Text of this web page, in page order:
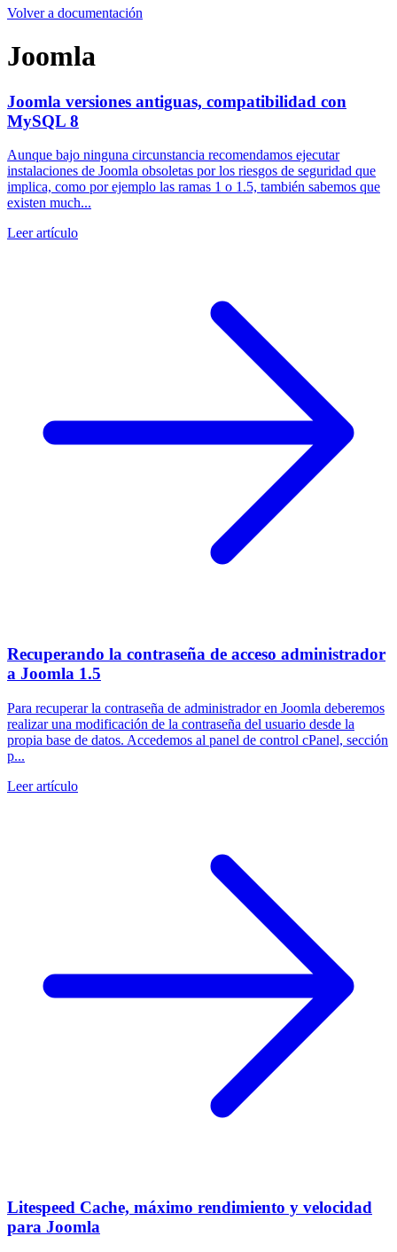
Volver a documentación
Joomla
Joomla versiones antiguas, compatibilidad con
MySQL 8
Aunque bajo ninguna circunstancia recomendamos ejecutar
instalaciones de Joomla obsoletas por los riesgos de seguridad que
implica, como por ejemplo las ramas 1 o 1.5, también sabemos que
existen much...
Leer artículo
Recuperando la contraseña de acceso administrador
a Joomla 1.5
Para recuperar la contraseña de administrador en Joomla deberemos
realizar una modificación de la contraseña del usuario desde la
propia base de datos. Accedemos al panel de control cPanel, sección
p...
Leer artículo
Litespeed Cache, máximo rendimiento y velocidad
para Joomla